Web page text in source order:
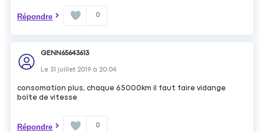
Répondre 0
GENN65643613
Le 31 juillet 2019 à 20:04
consomation plus, chaque 65000km il faut faire vidange
boîte de vitesse
Répondre 0